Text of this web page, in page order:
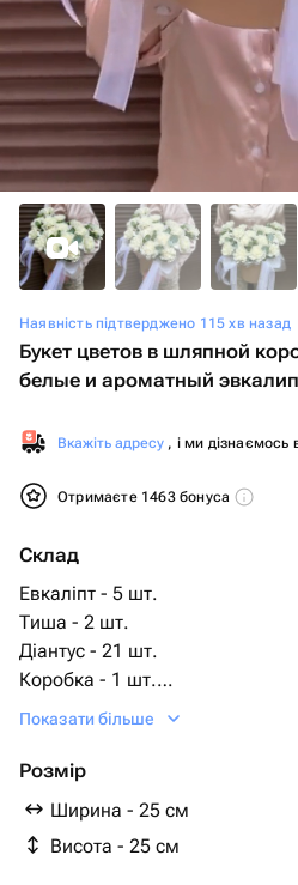
Наявність підтверджено 115 хв назад
Букет цветов в шляпной
белые и ароматный
Вкажіть адресу , і ми дізнаємось
Отримаєте 1463 бонуса
Склад
Евкаліпт - 5 шт.
Тиша - 2 шт.
Діантус - 21 шт.
Коробка - 1 шт.
Атласна стрічка - 2 шт.
Показати більше
Розмір
Ширина - 25 см
Висота - 25 см